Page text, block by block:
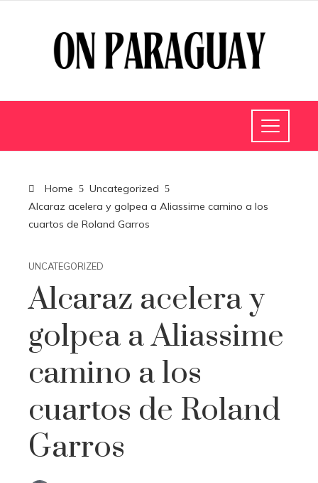
Home
Uncategorized
Alcaraz acelera y golpea a Aliassime camino a los
cuartos de Roland Garros
UNCATEGORIZED
Alcaraz acelera y
golpea a Aliassime
camino a los
cuartos de Roland
Garros